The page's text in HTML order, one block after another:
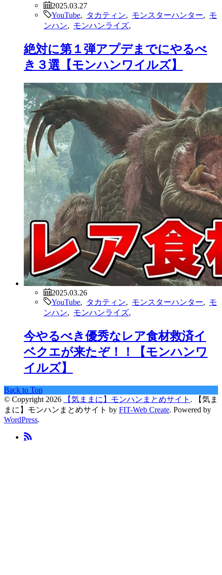
2025.03.27
YouTube
タカティン モンスターハンター
モ
ンハン
モンハンライズ
絶対に第１弾アプデまでにやるべ
き３選【モンハンワイルズ】
2025.03.26
YouTube
タカティン モンスターハンター
モ
ンハン
モンハンライズ
今やるべき優秀なレア食材救済イ
ベクエが来たぞ！！【モンハンワ
イルズ】
Back to Top
© Copyright 2026
【気ままに】モンハンまとめサイト .
【気ま
まに】モンハンまとめサイト by FIT-Web Create. Powered by
WordPress.